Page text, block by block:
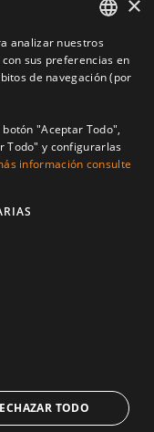
ENGLISH
FRENCH
analizar nuestros
sus preferencias en
de navegación (por
"Aceptar Todo",
Todo" y configurarlas
información consulte
TODO